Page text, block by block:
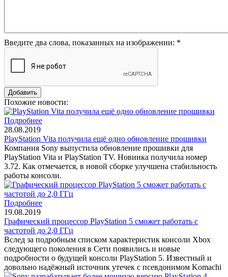
Введите два слова, показанных на изображении: *
Похожие новости:
Подробнее
28.08.2019
PlayStation Vita получила ещё одно обновление прошивки
Компания Sony выпустила обновление прошивки для
PlayStation Vita и PlayStation TV. Новинка получила номер
3.72. Как отмечается, в новой сборке улучшена стабильность
работы консоли.
Подробнее
19.08.2019
Графический процессор PlayStation 5 сможет работать с
частотой до 2,0 ГГц
Вслед за подробным списком характеристик консоли Xbox
следующего поколения в Сети появились и новые
подробности о будущей консоли PlayStation 5. Известный и
довольно надёжный источник утечек с псевдонимом Komachi